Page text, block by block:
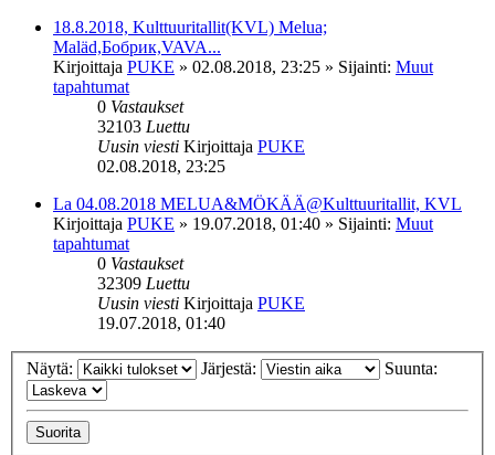
18.8.2018, Kulttuuritallit(KVL) Melua;
Maläd,Бобрик,VAVA...
Kirjoittaja PUKE » 02.08.2018, 23:25 » Sijainti: Muut
tapahtumat
0 Vastaukset
32103 Luettu
Uusin viesti Kirjoittaja PUKE
02.08.2018, 23:25
La 04.08.2018 MELUA&MÖKÄÄ@Kulttuuritallit, KVL
Kirjoittaja PUKE » 19.07.2018, 01:40 » Sijainti: Muut
tapahtumat
0 Vastaukset
32309 Luettu
Uusin viesti Kirjoittaja PUKE
19.07.2018, 01:40
Näytä: Järjestä: Suunta: